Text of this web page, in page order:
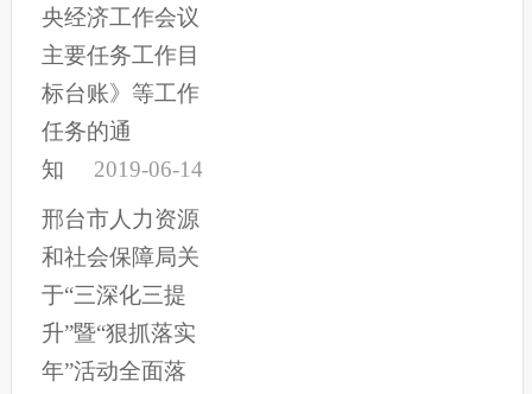
央经济工作会议
主要任务工作目
标台账》等工作
任务的通
知
2019-06-14
邢台市人力资源
和社会保障局关
于“三深化三提
升”暨“狠抓落实
年”活动全面落